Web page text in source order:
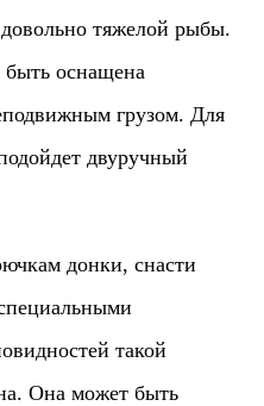
тяжелой рыбы.
оснащена
грузом. Для
двуручный
донки, снасти
такой
Она может быть